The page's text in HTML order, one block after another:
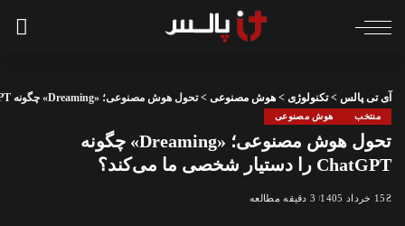
آی تی پالس >تکنولوژی > هوش مصنوعی >تحول هوش مصنوعی؛ «Dreaming» چگونه ChatGPT را دستیار شخصی ما می‌کند؟
منتخب هوش مصنوعی
تحول هوش مصنوعی؛ «Dreaming» چگونه
ChatGPT را دستیار شخصی ما می‌کند؟
15 خرداد 1405 3 دقیقه مطالعه